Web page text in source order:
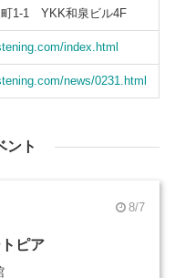
町1-1 YKK和泉ビル4F
index.html
news/0231.html
ント
8/7
ピア